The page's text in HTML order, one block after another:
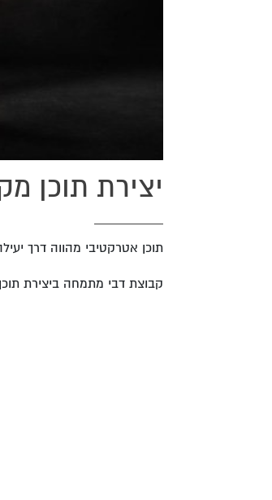
יצירת תוכן
תוכן אטרקטיבי מהווה דרך
קבוצת דבי מתמחה ביצירת